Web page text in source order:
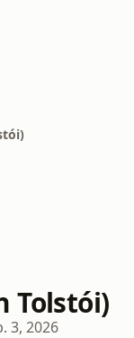
Tolstói)
3, 2026